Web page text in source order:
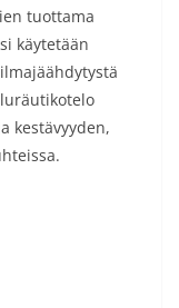
tuottama
käytetään
kestävyyden,